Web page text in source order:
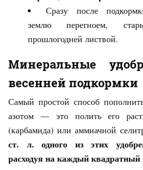
Сразу после
землю перегноем,
прошлогодней листвой.
Минеральные
весенней подкормки
Самый простой способ
азотом — это полить его
(карбамида) или аммиачной
ст. л. одного из этих
расходуя на каждый квадратный